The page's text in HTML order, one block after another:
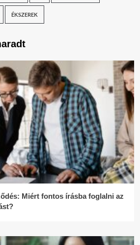
ÉKSZEREK
Miért fontos írásba foglalni az